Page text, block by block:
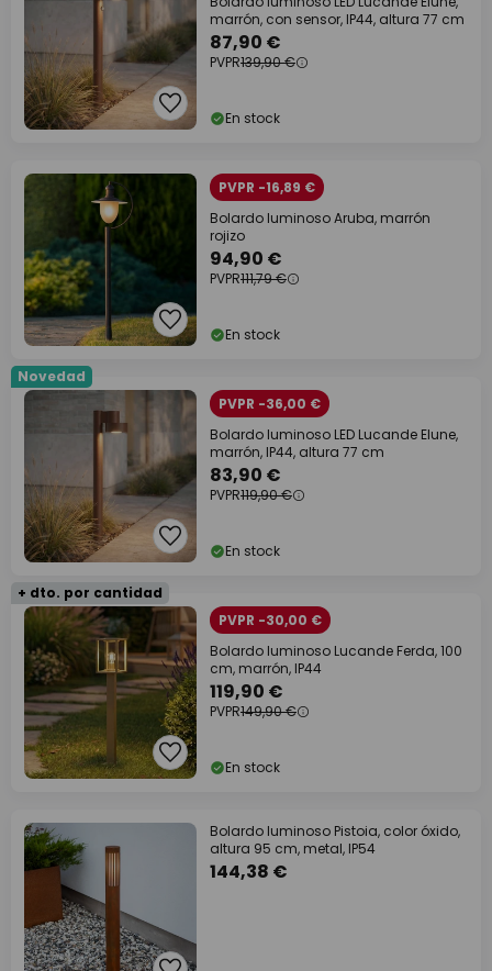
marrón, con sensor, IP44, altura 77 cm
87,90 €
PVPR139,90 €
En stock
PVPR -16,89 €
Bolardo luminoso Aruba, marrón
rojizo
94,90 €
PVPR111,79 €
En stock
Novedad
PVPR -36,00 €
Bolardo luminoso LED Lucande Elune,
marrón, IP44, altura 77 cm
83,90 €
PVPR119,90 €
En stock
+ dto. por cantidad
PVPR -30,00 €
Bolardo luminoso Lucande Ferda, 100
cm, marrón, IP44
119,90 €
PVPR149,90 €
En stock
Bolardo luminoso Pistoia, color óxido,
altura 95 cm, metal, IP54
144,38 €